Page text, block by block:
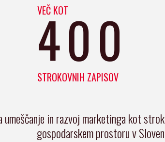
VEČ KOT
400
STROKOVNIH ZAPISOV
in razvoj marketinga kot
gospodarskem prostoru v